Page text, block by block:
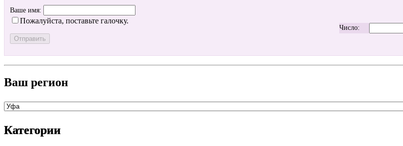
Ваше имя:
Пожалуйста, поставьте галочку.
Число:
Ваш регион
Категории